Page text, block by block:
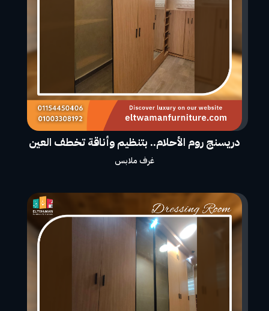
دريسنج روم الأحلام.. بتنظيم وأناقة تخطف العين
غرف ملابس